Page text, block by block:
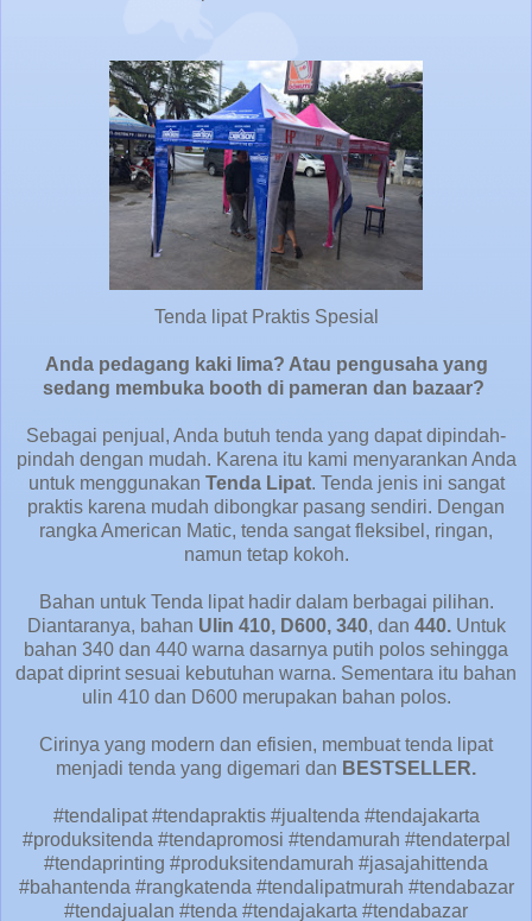
Tenda lipat Praktis Spesial
Anda pedagang kaki lima? Atau pengusaha yang
sedang membuka booth di pameran dan bazaar?
Sebagai penjual, Anda butuh tenda yang dapat dipindah-
pindah dengan mudah. Karena itu kami menyarankan Anda
untuk menggunakan Tenda Lipat. Tenda jenis ini sangat
praktis karena mudah dibongkar pasang sendiri. Dengan
rangka American Matic, tenda sangat fleksibel, ringan,
namun tetap kokoh.
Bahan untuk Tenda lipat hadir dalam berbagai pilihan.
Diantaranya, bahan Ulin 410, D600, 340, dan 440. Untuk
bahan 340 dan 440 warna dasarnya putih polos sehingga
dapat diprint sesuai kebutuhan warna. Sementara itu bahan
ulin 410 dan D600 merupakan bahan polos.
Cirinya yang modern dan efisien, membuat tenda lipat
menjadi tenda yang digemari dan BESTSELLER.
#tendalipat #tendapraktis #jualtenda #tendajakarta
#produksitenda #tendapromosi #tendamurah #tendaterpal
#tendaprinting #produksitendamurah #jasajahittenda
#bahantenda #rangkatenda #tendalipatmurah #tendabazar
#tendajualan #tenda #tendajakarta #tendabazar